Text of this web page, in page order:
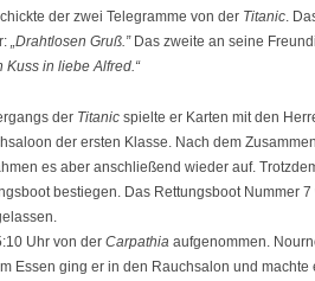
der zwei Telegramme von der Titanic.
„Drahtlosen Gruß.” Das zweite an seine
Kuss in liebe Alfred.“
derTitanicspielte er Karten mit den
der ersten Klasse. Nach dem
es aber anschließend wieder auf.
bestiegen. Das Rettungsboot Nummer
Uhr von der Carpathiaaufgenommen.
Essen ging er in den Rauchsalon und